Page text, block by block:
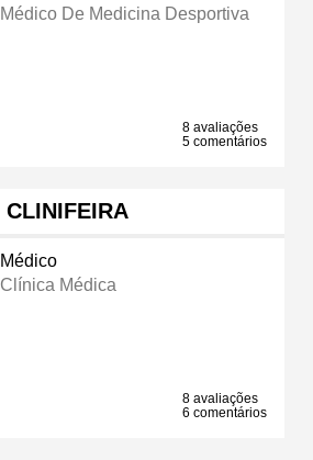
Médico De Medicina Desportiva
8 avaliações
5 comentários
CLINIFEIRA
Médico
Clínica Médica
8 avaliações
6 comentários